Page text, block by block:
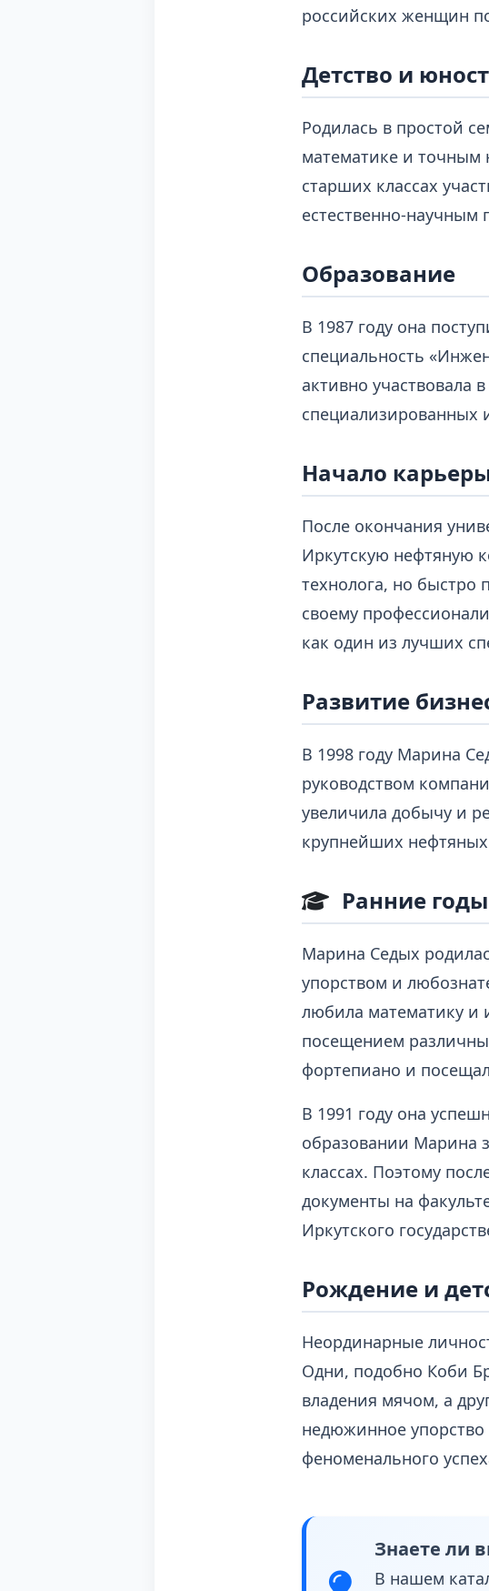
российских женщин
Детство и
Родилась в простой
математике и точным
старших классах
естественно-научным
Образование
В 1987 году она
специальность
активно участвовала
специализированных
Начало
После окончания
Иркутскую нефтяную
технолога, но быстро
своему
как один из лучших
Развитие
В 1998 году Марина
руководством
увеличила добычу и
крупнейших
Ранние
Марина Седых
упорством и
любила математику и
посещением
фортепиано и
В 1991 году она
образовании Марина
классах. Поэтому
документы на
Иркутского
Рождение и
Неординарные
Одни, подобно Коби
владения мячом, а
недюжинное упорство
феноменального
Знаете ли
В нашем